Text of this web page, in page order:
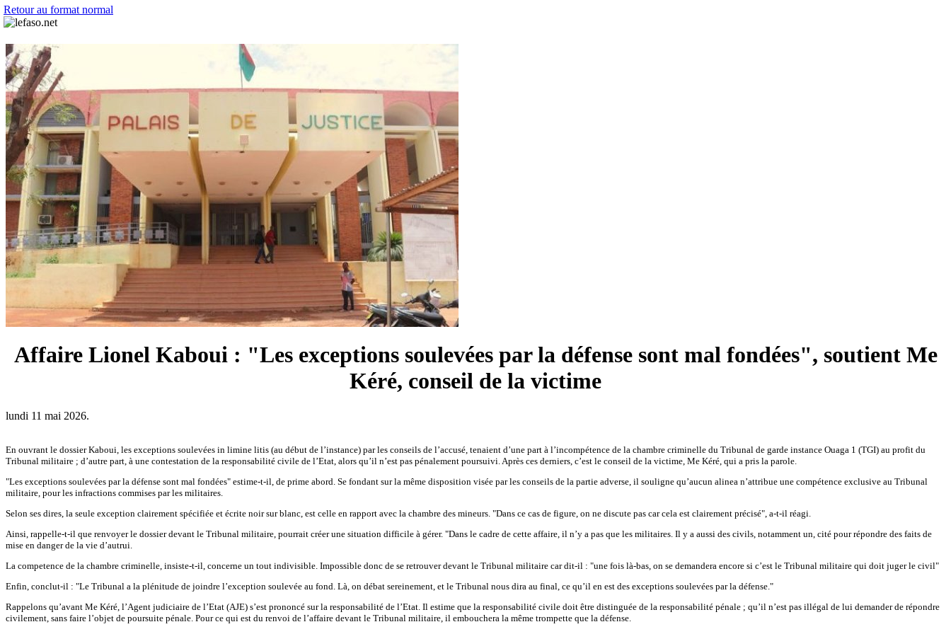
Retour au format normal
Affaire Lionel Kaboui : "Les exceptions soulevées par la défense sont mal fondées", soutient Me
Kéré, conseil de la victime
lundi 11 mai 2026.
En ouvrant le dossier Kaboui, les exceptions soulevées in limine litis (au début de l’instance) par les conseils de l’accusé, tenaient d’une part à l’incompétence de la chambre criminelle du Tribunal de garde instance Ouaga 1 (TGI) au profit du
Tribunal militaire ; d’autre part, à une contestation de la responsabilité civile de l’Etat, alors qu’il n’est pas pénalement poursuivi. Après ces derniers, c’est le conseil de la victime, Me Kéré, qui a pris la parole.
"Les exceptions soulevées par la défense sont mal fondées" estime-t-il, de prime abord. Se fondant sur la même disposition visée par les conseils de la partie adverse, il souligne qu’aucun alinea n’attribue une compétence exclusive au Tribunal
militaire, pour les infractions commises par les militaires.
Selon ses dires, la seule exception clairement spécifiée et écrite noir sur blanc, est celle en rapport avec la chambre des mineurs. "Dans ce cas de figure, on ne discute pas car cela est clairement précisé", a-t-il réagi.
Ainsi, rappelle-t-il que renvoyer le dossier devant le Tribunal militaire, pourrait créer une situation difficile à gérer. "Dans le cadre de cette affaire, il n’y a pas que les militaires. Il y a aussi des civils, notamment un, cité pour répondre des faits de
mise en danger de la vie d’autrui.
La competence de la chambre criminelle, insiste-t-il, concerne un tout indivisible. Impossible donc de se retrouver devant le Tribunal militaire car dit-il : "une fois là-bas, on se demandera encore si c’est le Tribunal militaire qui doit juger le civil"
Enfin, conclut-il : "Le Tribunal a la plénitude de joindre l’exception soulevée au fond. Là, on débat sereinement, et le Tribunal nous dira au final, ce qu’il en est des exceptions soulevées par la défense."
Rappelons qu’avant Me Kéré, l’Agent judiciaire de l’Etat (AJE) s’est prononcé sur la responsabilité de l’Etat. Il estime que la responsabilité civile doit être distinguée de la responsabilité pénale ; qu’il n’est pas illégal de lui demander de répondre
civilement, sans faire l’objet de poursuite pénale. Pour ce qui est du renvoi de l’affaire devant le Tribunal militaire, il embouchera la même trompette que la défense.